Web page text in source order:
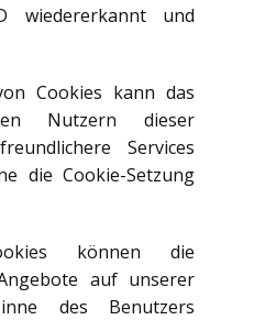
wiedererkannt und
Cookies kann das
Nutzern dieser
Services
die Cookie-Setzung
können die
auf unserer
des Benutzers